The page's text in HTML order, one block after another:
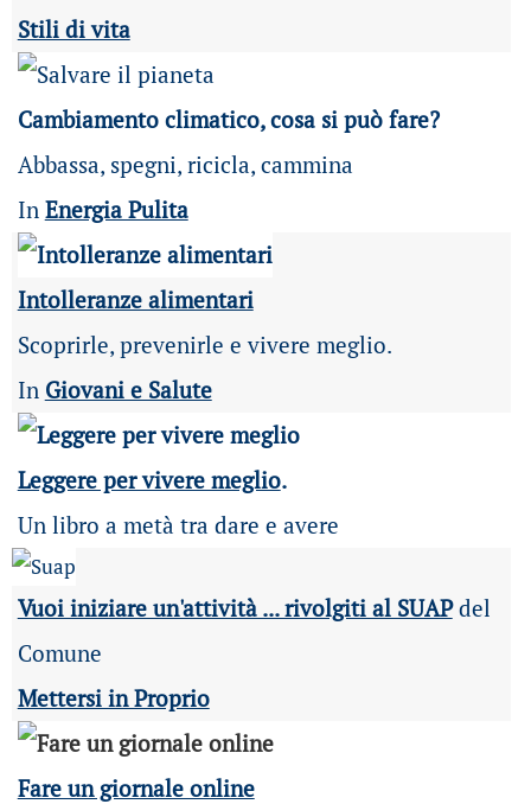
Stili di vita
Cambiamento climatico, cosa si può fare?
Abbassa, spegni, ricicla, cammina
In Energia Pulita
Intolleranze alimentari
Scoprirle, prevenirle e vivere meglio.
In Giovani e Salute
Leggere per vivere meglio.
Un libro a metà tra dare e avere
Vuoi iniziare un'attività ... rivolgiti al SUAPdel
Comune
Mettersi in Proprio
Fare un giornale online